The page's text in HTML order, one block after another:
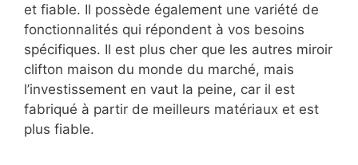
et fiable. Il possède également une variété de
fonctionnalités qui répondent à vos besoins
spécifiques. Il est plus cher que les autres miroir
clifton maison du monde du marché, mais
l’investissement en vaut la peine, car il est
fabriqué à partir de meilleurs matériaux et est
plus fiable.